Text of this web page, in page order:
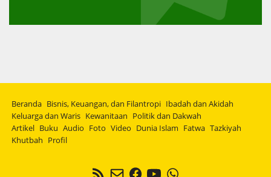
Beranda Bisnis, Keuangan, dan Filantropi Ibadah dan Akidah
Keluarga dan Waris Kewanitaan Politik dan Dakwah
Artikel Buku Audio Foto Video Dunia Islam Fatwa Tazkiyah
Khutbah Profil